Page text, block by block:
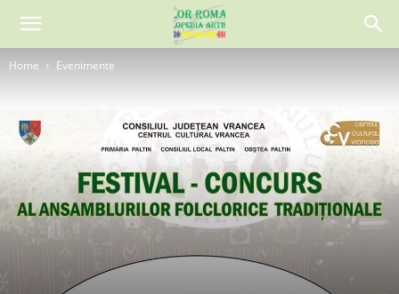
Home Evenimente